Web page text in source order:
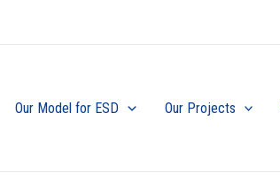
Our Model for ESD Our Projects